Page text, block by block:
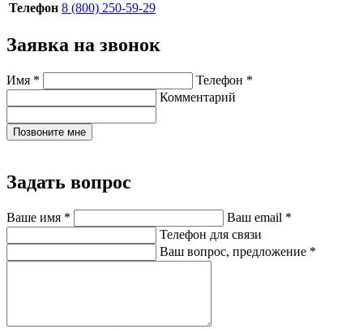
Телефон 8 (800) 250-59-29
Заявка на звонок
Имя * Телефон *
Комментарий
Позвоните мне
Задать вопрос
Ваше имя * Ваш email *
Телефон для связи
Ваш вопрос, предложение *